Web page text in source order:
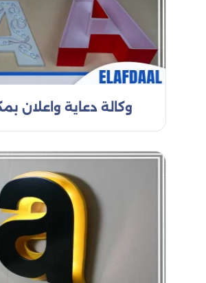
تصميم اللوحات الإعلانية
نحن
تصميم اللوحات الإعلانية التي تتميز
يقوم فريقنا المحترف بإعداد تصاميم
أحدث الاتجاهات في عالم الإعلان،
الحصول على نتائج فعّالة. سواء كانت
تمامًا احتياجاتك الدعائية وتساعد في
علامتك التجارية.
إعلانات الطرقإعلانات الطرق هي
الناس. نحن نساعدك في تصميم وتنفيذ
التي لا تُنسى، والتي تجذب انتباه
نستخدم تقنيات حديثة لضمان وضوح
في التعبير عن فكرة المنتج أو
تتمتع اللوحات
على جذب الانتباه، خاصة في المناطق
وكالة دعاية واعلان